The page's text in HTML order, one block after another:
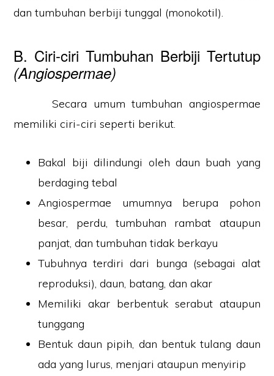
dan tumbuhan berbiji tunggal (monokotil).
B. Ciri-ciri Tumbuhan Berbiji Tertutup
(Angiospermae)
Secara umum tumbuhan angiospermae
memiliki ciri-ciri seperti berikut.
Bakal biji dilindungi oleh daun buah yang
berdaging tebal
Angiospermae umumnya berupa pohon
besar, perdu, tumbuhan rambat ataupun
panjat, dan tumbuhan tidak berkayu
Tubuhnya terdiri dari bunga (sebagai alat
reproduksi), daun, batang, dan akar
Memiliki akar berbentuk serabut ataupun
tunggang
Bentuk daun pipih, dan bentuk tulang daun
ada yang lurus, menjari ataupun menyirip